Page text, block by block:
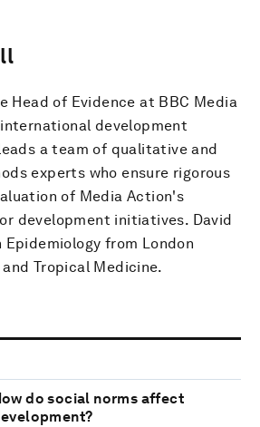
Head of Evidence at BBC Media
development
a team of qualitative and
experts who ensure rigorous
of Media Action's
development initiatives. David
Epidemiology from London
Tropical Medicine.
do social norms affect